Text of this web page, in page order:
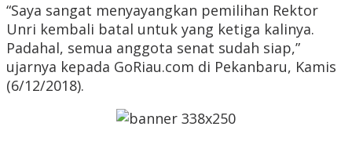
“Saya sangat menyayangkan pemilihan Rektor
Unri kembali batal untuk yang ketiga kalinya.
Padahal, semua anggota senat sudah siap,”
ujarnya kepada GoRiau.com di Pekanbaru, Kamis
(6/12/2018).